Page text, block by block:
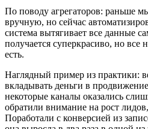
По поводу агрегаторов: раньше
вручную, но сейчас
система вытягивает все данные
получается суперкрасиво, но все
есть.
Наглядный пример из практики:
вкладывать деньги в
некоторые каналы оказались
обратили внимание на рост
Поработали с конверсией из